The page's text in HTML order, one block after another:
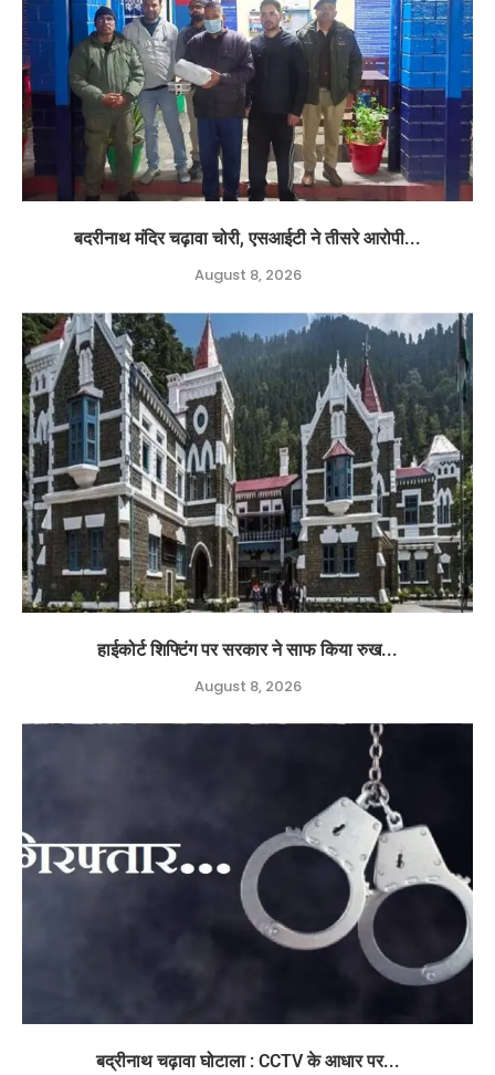
बदरीनाथ मंदिर चढ़ावा चोरी, एसआईटी ने तीसरे आरोपी...
August 8, 2026
हाईकोर्ट शिफ्टिंग पर सरकार ने साफ किया रुख...
August 8, 2026
बद्रीनाथ चढ़ावा घोटाला : CCTV के आधार पर...